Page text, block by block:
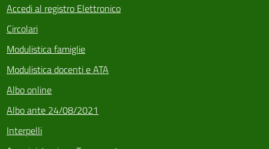
Accedi al registro Elettronico
Circolari
Modulistica famiglie
Modulistica docenti e ATA
Albo online
Albo ante 24/08/2021
Interpelli